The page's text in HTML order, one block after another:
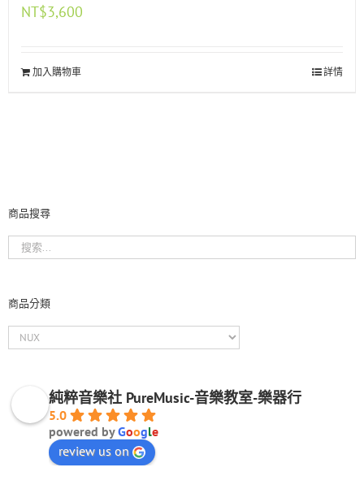
NT$3,600
加入購物車 詳情
商品搜尋
商品分類
純粹音樂社 PureMusic-音樂教室-樂器行
5.0
powered byGoogle
review us on